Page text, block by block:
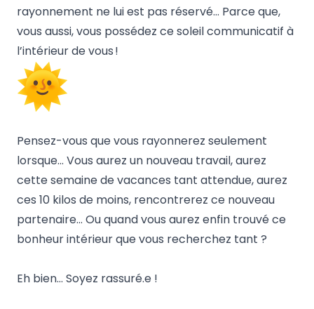
rayonnement ne lui est pas réservé… Parce que,
vous aussi, vous possédez ce soleil communicatif à
l’intérieur de vous !
Pensez-vous que vous rayonnerez seulement
lorsque… Vous aurez un nouveau travail, aurez
cette semaine de vacances tant attendue, aurez
ces 10 kilos de moins, rencontrerez ce nouveau
partenaire… Ou quand vous aurez enfin trouvé ce
bonheur intérieur que vous recherchez tant ?
Eh bien… Soyez rassuré.e !